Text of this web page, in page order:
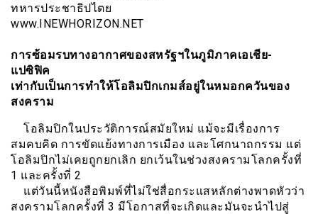
ทหารประชาธิปไตย
www.INEWHORIZON.NET
การซ้อมรบทางอากาศของสหรัฐฯในภูมิภาคเอเชีย-
แปซิฟิค
เท่ากับเป็นการทำให้โอลิมปิกเกมส์อยู่ในหมอกควันของ
สงคราม
โอลิมปิกในประวัติการณ์สมัยใหม่ แม้จะมีเรื่องการ
สมคบคิด การขัดแย้งทางการเมือง และโศกนาถกรรม แต่
โอลิมปิกไม่เคยถูกยกเลิก ยกเว้นในช่วงสงครามโลกครั้งที่
1 และครั้งที่ 2
แต่วันนี้หนังสือพิมพ์ที่ไม่ใช่สื่อกระแสหลักต่างพาดหัวว่า
สงครามโลกครั้งที่ 3 มีโอกาสที่จะเกิดและมันจะนำไปสู่